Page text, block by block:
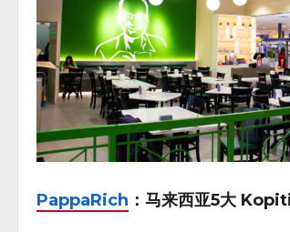
PappaRich ：马来西亚5大